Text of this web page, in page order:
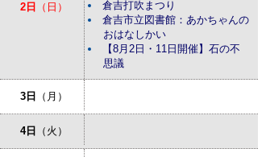
2日 （日）
倉吉打吹まつり
倉吉市立図書館：あかちゃんの
おはなしかい
【8月2日・11日開催】石の不
思議
3日 （月）
4日 （火）